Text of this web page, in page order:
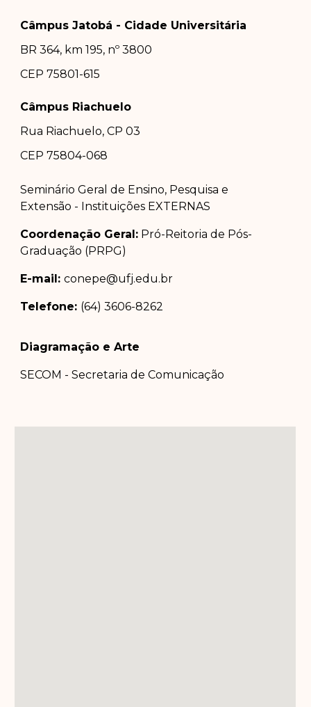
Câmpus Jatobá - Cidade Universitária
BR 364, km 195, nº 3800
CEP 75801-615
Câmpus Riachuelo
Rua Riachuelo, CP 03
CEP 75804-068
Seminário Geral de Ensino, Pesquisa e
Extensão - Instituições EXTERNAS
Coordenação Geral: Pró-Reitoria de Pós-
Graduação (PRPG)
E-mail:conepe@ufj.edu.br
Telefone: (64) 3606-8262
Diagramação e Arte
SECOM - Secretaria de Comunicação